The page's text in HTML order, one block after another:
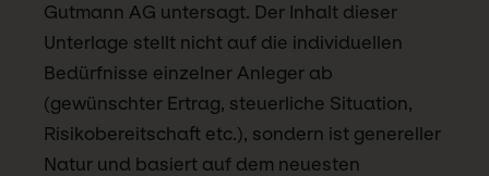
Gutmann AG untersagt. Der Inhalt dieser
Unterlage stellt nicht auf die individuellen
Bedürfnisse einzelner Anleger ab
(gewünschter Ertrag, steuerliche Situation,
Risikobereitschaft etc.), sondern ist genereller
Natur und basiert auf dem neuesten